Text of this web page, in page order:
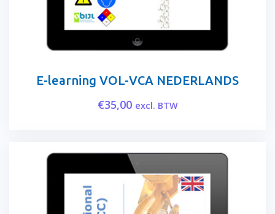
E-learning VOL-VCA NEDERLANDS
€35,00 excl. BTW